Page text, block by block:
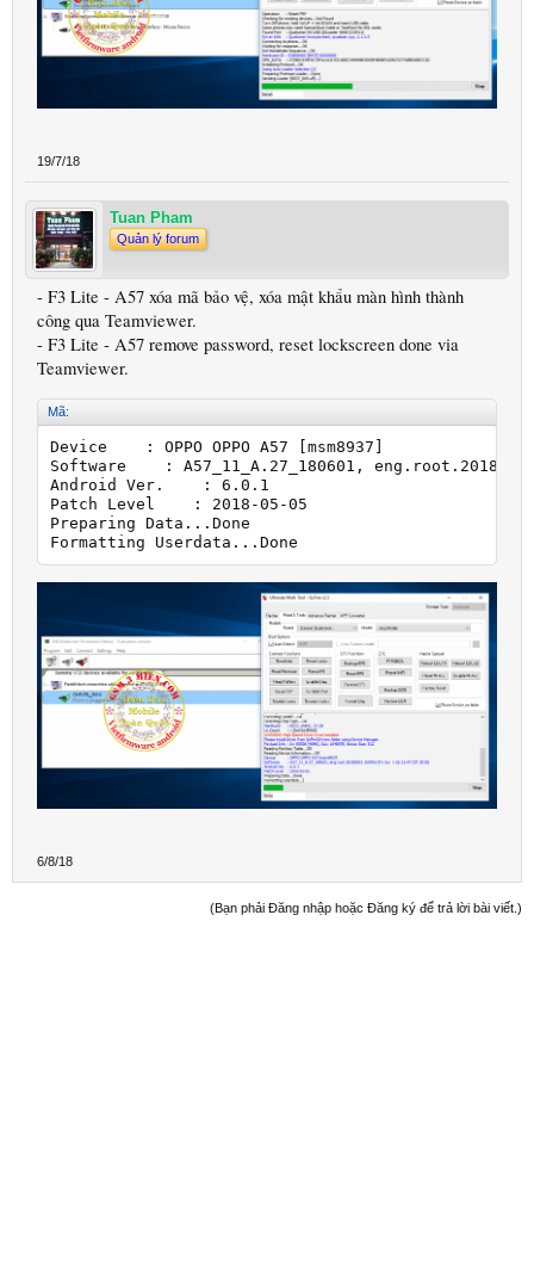
19/7/18
Tuan Pham
Quản lý forum
- F3 Lite - A57 xóa mã bảo vệ, xóa mật khẩu màn hình thành
công qua Teamviewer.
- F3 Lite - A57 remove password, reset lockscreen done via
Teamviewer.
Mã:
Device    : OPPO OPPO A57 [msm8937]
Software    : A57_11_A.27_180601,
Android Ver.    : 6.0.1
Patch Level    : 2018-05-05
Preparing Data...Done
Formatting Userdata...Done
6/8/18
(Bạn phải Đăng nhập hoặc Đăng ký để trả lời bài viết.)